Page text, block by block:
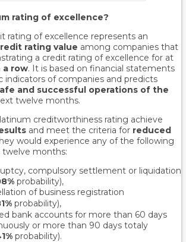
rating of excellence?
rating of excellence represents an
rating value among companies that
a credit rating of excellence for at
a row. It is based on financial statements
indicators of companies and predicts
and successful operations of the
twelve months.
creditworthiness rating achieve
and meet the criteria for reduced
would experience any of the following
months:
compulsory settlement or liquidation
probability),
of business registration
probability),
bank accounts for more than 60 days
or more than 90 days totaly
probability).